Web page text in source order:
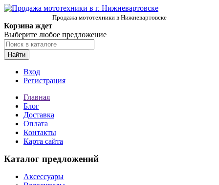
Продажа мототехники в Нижневартовске
Корзина ждет
Выберите любое предложение
Найти
Вход
Регистрация
Главная
Блог
Доставка
Оплата
Контакты
Карта сайта
Каталог предложений
Аксессуары